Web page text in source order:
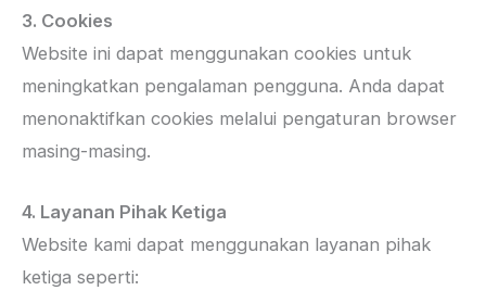
3. Cookies
Website ini dapat menggunakan cookies untuk
meningkatkan pengalaman pengguna. Anda dapat
menonaktifkan cookies melalui pengaturan browser
masing-masing.
4. Layanan Pihak Ketiga
Website kami dapat menggunakan layanan pihak
ketiga seperti: